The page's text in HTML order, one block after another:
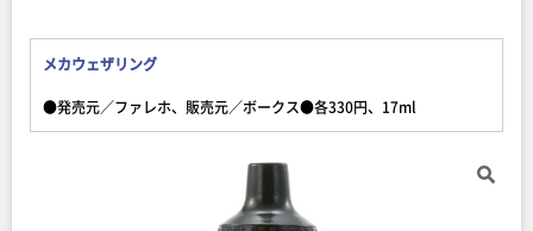
メカウェザリング
●発売元／ファレホ、販売元／ボークス●各330円、17ml